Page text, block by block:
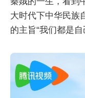
大时代下中华民族
的主旨“我们都是自